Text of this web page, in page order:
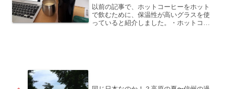
以前の記事で、ホットコーヒーをホット
で飲むために、保温性が高いグラスを使
っていると紹介しました。・ホットコー